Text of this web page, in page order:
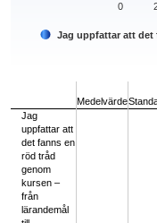
Jag uppfattar att det
0
Medelvärde
Jag
uppfattar att
det fanns en
röd tråd
genom
kursen –
från
lärandemål